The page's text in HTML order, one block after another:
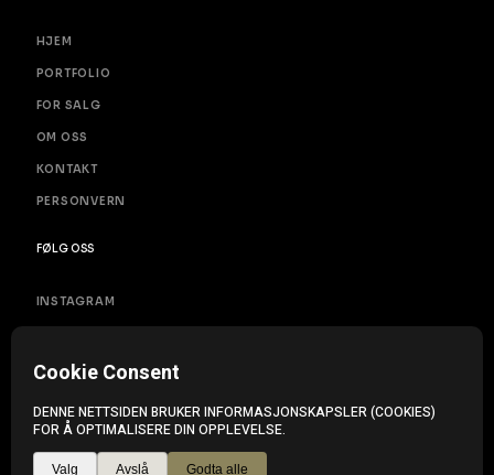
HJEM
PORTFOLIO
FOR SALG
OM OSS
KONTAKT
PERSONVERN
FØLG OSS
INSTAGRAM